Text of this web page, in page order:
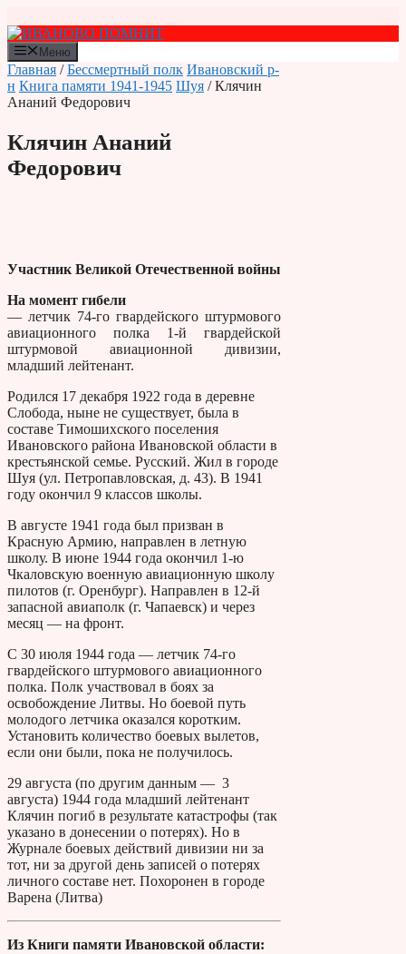
к
содержимому
Меню
Главная /Бессмертный полк Ивановский р-
н Книга памяти 1941-1945 Шуя / Клячин
Ананий Федорович
Клячин Ананий
Федорович
Участник Великой Отечественной войны
На момент гибели
— летчик 74-го гвардейского штурмового
авиационного полка 1-й гвардейской
штурмовой авиационной дивизии,
младший лейтенант.
Родился 17 декабря 1922 года в деревне
Слобода, ныне не существует, была в
составе Тимошихского поселения
Ивановского района Ивановской области в
крестьянской семье. Русский. Жил в городе
Шуя (ул. Петропавловская, д. 43). В 1941
году окончил 9 классов школы.
В августе 1941 года был призван в
Красную Армию, направлен в летную
школу. В июне 1944 года окончил 1-ю
Чкаловскую военную авиационную школу
пилотов (г. Оренбург). Направлен в 12-й
запасной авиаполк (г. Чапаевск) и через
месяц — на фронт.
С 30 июля 1944 года — летчик 74-го
гвардейского штурмового авиационного
полка. Полк участвовал в боях за
освобождение Литвы. Но боевой путь
молодого летчика оказался коротким.
Установить количество боевых вылетов,
если они были, пока не получилось.
29 августа (по другим данным — 3
августа) 1944 года младший лейтенант
Клячин погиб в результате катастрофы (так
указано в донесении о потерях). Но в
Журнале боевых действий дивизии ни за
тот, ни за другой день записей о потерях
личного составе нет. Похоронен в городе
Варена (Литва)
Из Книги памяти Ивановской области: